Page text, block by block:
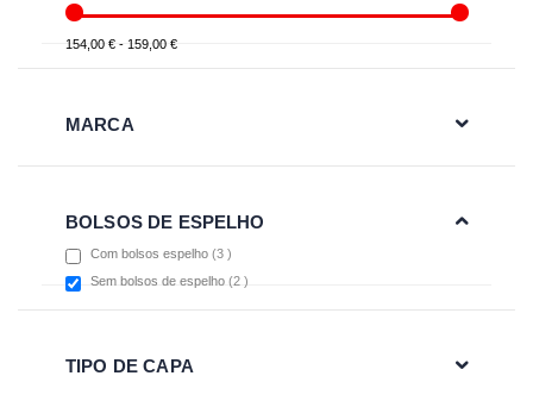
154,00 € - 159,00 €
MARCA
BOLSOS DE ESPELHO
Com bolsos espelho 3 items
Sem bolsos de espelho 2 items
TIPO DE CAPA